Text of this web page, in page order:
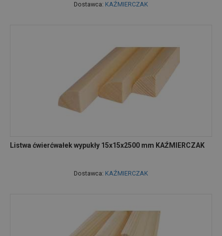
Dostawca: KAŹMIERCZAK
Listwa ćwierćwałek wypukły 15x15x2500 mm KAŹMIERCZAK
Dostawca: KAŹMIERCZAK